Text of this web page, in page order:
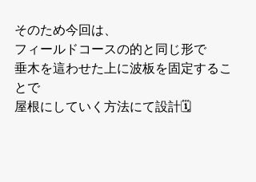
そのため今回は、
フィールドコースの的と同じ形で
垂木を這わせた上に波板を固定するこ
とで
屋根にしていく方法にて設計🗓️